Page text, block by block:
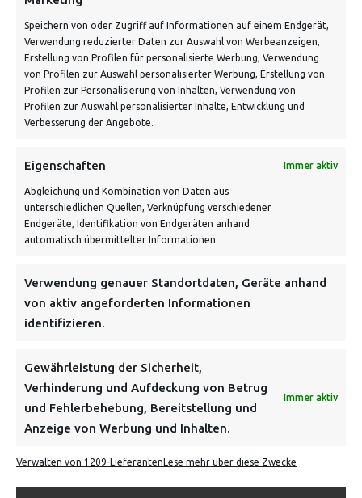
Speichern von oder Zugriff auf Informationen auf einem Endgerät,
Verwendung reduzierter Daten zur Auswahl von Werbeanzeigen,
Erstellung von Profilen für personalisierte Werbung, Verwendung
von Profilen zur Auswahl personalisierter Werbung, Erstellung von
Profilen zur Personalisierung von Inhalten, Verwendung von
Profilen zur Auswahl personalisierter Inhalte, Entwicklung und
Verbesserung der Angebote.
Eigenschaften Immer aktiv
Abgleichung und Kombination von Daten aus
unterschiedlichen Quellen, Verknüpfung verschiedener
Endgeräte, Identifikation von Endgeräten anhand
automatisch übermittelter Informationen.
Verwendung genauer Standortdaten, Geräte anhand
von aktiv angeforderten Informationen
identifizieren.
Gewährleistung der Sicherheit,
Verhinderung und Aufdeckung von Betrug
und Fehlerbehebung, Bereitstellung und
Anzeige von Werbung und Inhalten.
Immer aktiv
Verwalten von 1209-LieferantenLese mehr über diese Zwecke
Schnell und grün versendet:
VERSANDKOSTENHINWEIS:
NEWSLETTER
Danke, deine Registrierung war erfolgreich! Bitte prüfe
dein E-Mail-Konto für die Bestätigung.
FOLGE UNS